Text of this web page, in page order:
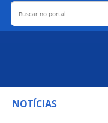
Buscar no portal
NOTÍCIAS